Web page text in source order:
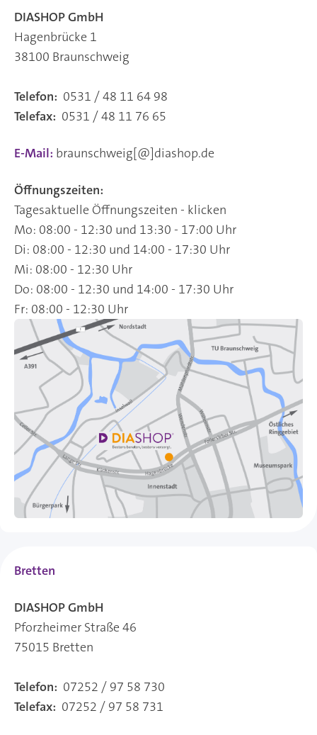
DIASHOP GmbH
Hagenbrücke 1
38100 Braunschweig
Telefon: 0531 / 48 11 64 98
Telefax: 0531 / 48 11 76 65
E-Mail: braunschweig[@]diashop.de
Öffnungszeiten:
Tagesaktuelle Öffnungszeiten - klicken
Mo: 08:00 - 12:30 und 13:30 - 17:00 Uhr
Di: 08:00 - 12:30 und 14:00 - 17:30 Uhr
Mi: 08:00 - 12:30 Uhr
Do: 08:00 - 12:30 und 14:00 - 17:30 Uhr
Fr: 08:00 - 12:30 Uhr
Bretten
DIASHOP GmbH
Pforzheimer Straße 46
75015 Bretten
Telefon: 07252 / 97 58 730
Telefax: 07252 / 97 58 731